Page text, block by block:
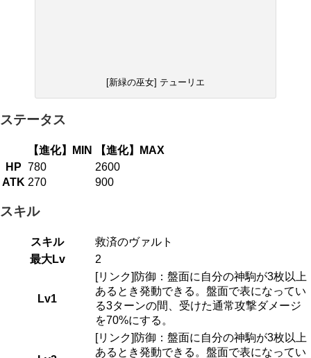
[新緑の巫女] テューリエ
ステータス
【進化】MIN
【進化】MAX
HP 780
2600
ATK 270 900
スキル
スキル
救済のヴァルト
最大Lv
2
Lv1
[リンク]防御：盤面に自分の神駒が3枚以上
あるとき発動できる。盤面で表になってい
る3ターンの間、受けた通常攻撃ダメージ
を70%にする。
[リンク]防御：盤面に自分の神駒が3枚以上
あるとき発動できる。盤面で表になってい